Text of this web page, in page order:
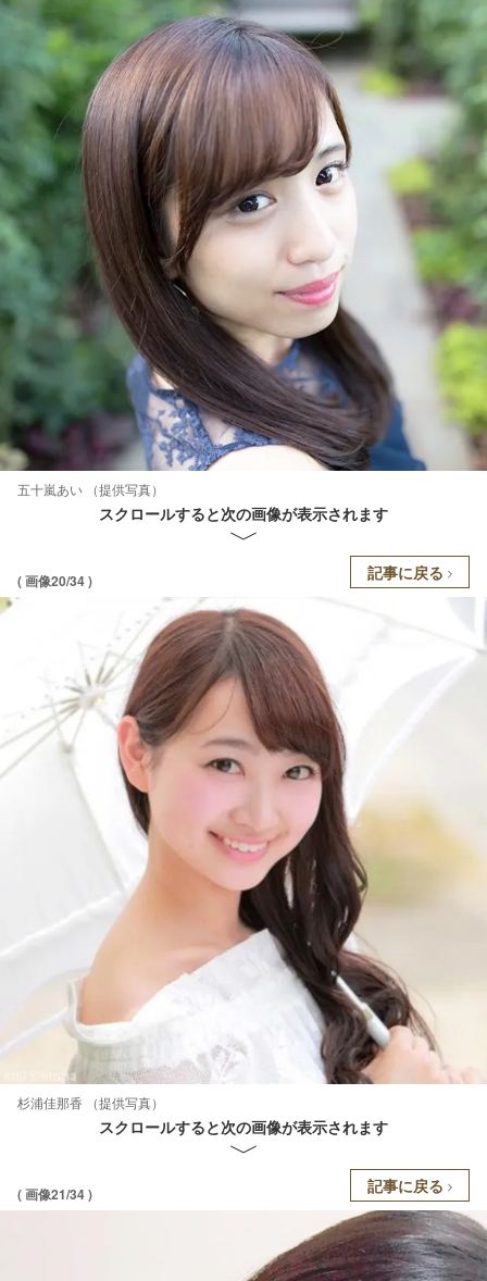
五十嵐あい （提供写真）
スクロールすると次の画像が表示されます
( 画像20/34 ) 記事に戻る
杉浦佳那香 （提供写真）
スクロールすると次の画像が表示されます
( 画像21/34 ) 記事に戻る